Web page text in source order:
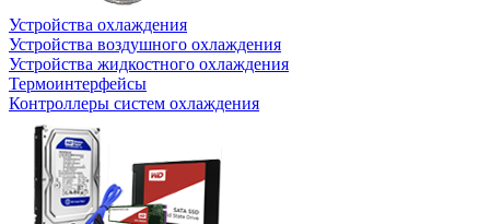
Устройства охлаждения
Устройства воздушного охлаждения
Устройства жидкостного охлаждения
Термоинтерфейсы
Контроллеры систем охлаждения